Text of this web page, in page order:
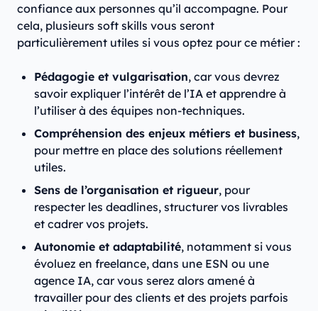
confiance aux personnes qu’il accompagne. Pour
cela, plusieurs soft skills vous seront
particulièrement utiles si vous optez pour ce métier :
Pédagogie et vulgarisation, car vous devrez
savoir expliquer l’intérêt de l’IA et apprendre à
l’utiliser à des équipes non-techniques.
Compréhension des enjeux métiers et business,
pour mettre en place des solutions réellement
utiles.
Sens de l’organisation et rigueur, pour
respecter les deadlines, structurer vos livrables
et cadrer vos projets.
Autonomie et adaptabilité, notamment si vous
évoluez en freelance, dans une ESN ou une
agence IA, car vous serez alors amené à
travailler pour des clients et des projets parfois